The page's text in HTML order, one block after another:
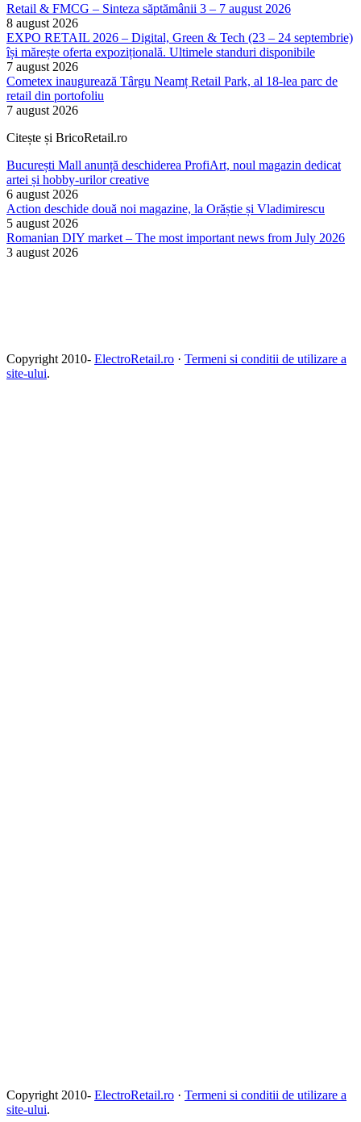
Retail & FMCG – Sinteza săptămânii 3 – 7 august 2026
8 august 2026
EXPO RETAIL 2026 – Digital, Green & Tech (23 – 24 septembrie)
își mărește oferta expozițională. Ultimele standuri disponibile
7 august 2026
Cometex inaugurează Târgu Neamț Retail Park, al 18-lea parc de
retail din portofoliu
7 august 2026
Citește și BricoRetail.ro
București Mall anunță deschiderea ProfiArt, noul magazin dedicat
artei și hobby-urilor creative
6 august 2026
Action deschide două noi magazine, la Orăștie și Vladimirescu
5 august 2026
Romanian DIY market – The most important news from July 2026
3 august 2026
Copyright 2010- ElectroRetail.ro · Termeni si conditii de utilizare a
site-ului.
Copyright 2010- ElectroRetail.ro · Termeni si conditii de utilizare a
site-ului.